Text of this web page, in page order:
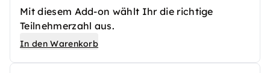
Mit diesem Add-on wählt Ihr die richtige
Teilnehmerzahl aus.
In den Warenkorb